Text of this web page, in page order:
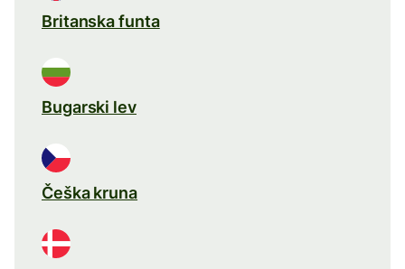
Britanska funta
Bugarski lev
Češka kruna